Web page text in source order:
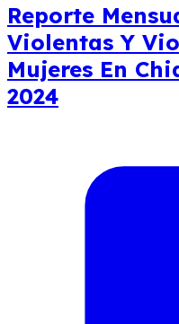
Reporte
Violentas Y
Mujeres En
2024